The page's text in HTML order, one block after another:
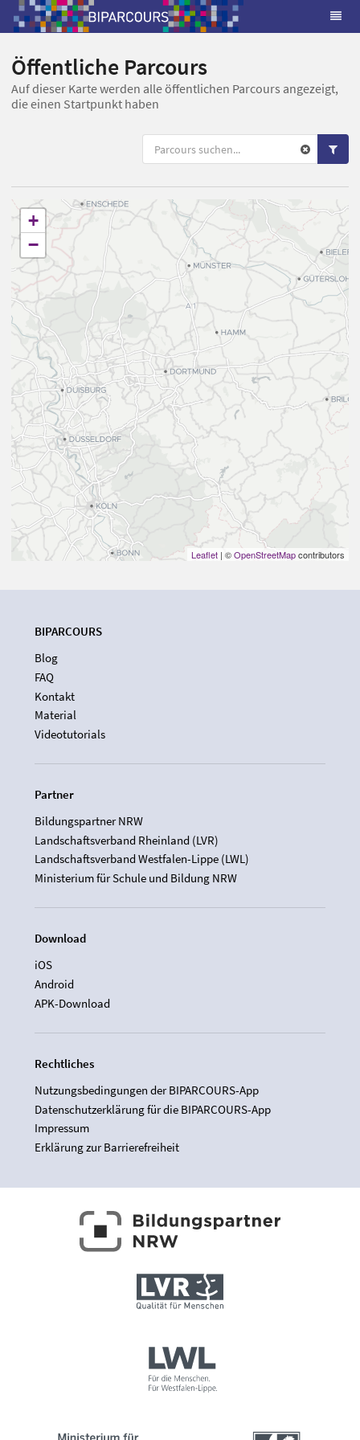
Öffentliche Parcours
Auf dieser Karte werden alle öffentlichen Parcours angezeigt,
die einen Startpunkt haben
+
−
Leaflet | ©OpenStreetMapcontributors
BIPARCOURS
Blog
FAQ
Kontakt
Material
Videotutorials
Partner
Bildungspartner NRW
Landschaftsverband Rheinland (LVR)
Landschaftsverband Westfalen-Lippe (LWL)
Ministerium für Schule und Bildung NRW
Download
iOS
Android
APK-Download
Rechtliches
Nutzungsbedingungen der BIPARCOURS-App
Datenschutzerklärung für die BIPARCOURS-App
Impressum
Erklärung zur Barrierefreiheit